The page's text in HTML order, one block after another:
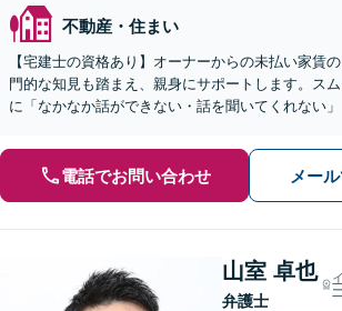
不動産・住まい
【宅建士の資格あり】オーナーからの未払い家賃
門的な知見も踏まえ、親身にサポートします。ス
に「なかなか話ができない・話を聞いてくれない
電話でお問い合わせ メー
山室 卓也
弁護士